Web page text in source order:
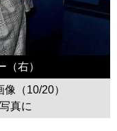
右）
（10/20）
真に